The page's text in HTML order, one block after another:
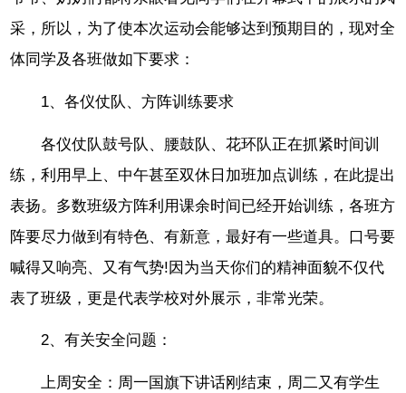
采，所以，为了使本次运动会能够达到预期目的，现对全
体同学及各班做如下要求：
1、各仪仗队、方阵训练要求
各仪仗队鼓号队、腰鼓队、花环队正在抓紧时间训
练，利用早上、中午甚至双休日加班加点训练，在此提出
表扬。多数班级方阵利用课余时间已经开始训练，各班方
阵要尽力做到有特色、有新意，最好有一些道具。口号要
喊得又响亮、又有气势!因为当天你们的精神面貌不仅代
表了班级，更是代表学校对外展示，非常光荣。
2、有关安全问题：
上周安全：周一国旗下讲话刚结束，周二又有学生